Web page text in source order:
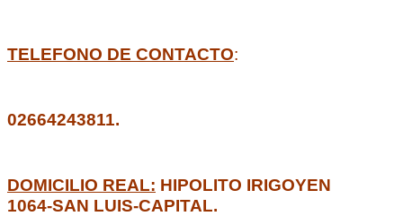
TELEFONO DE CONTACTO:
02664243811.
DOMICILIO REAL: HIPOLITO IRIGOYEN
1064-SAN LUIS-CAPITAL.